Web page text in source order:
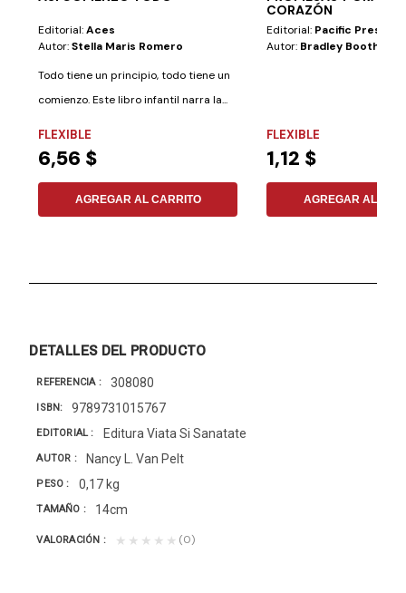
Editorial:Aces
Autor:Stella Maris Romero
Todo tiene un principio, todo tiene un
comienzo. Este libro infantil narra la...
FLEXIBLE
6,56 $
AGREGAR AL CARRITO
CORAZÓN
Editorial: Pacific Press
Autor: Bradley Booth
FLEXIBLE
1,12 $
AGREGAR AL
DETALLES DEL PRODUCTO
REFERENCIA 308080
ISBN 9789731015767
EDITORIAL Editura Viata Si Sanatate
AUTOR Nancy L. Van Pelt
PESO 0,17 kg
TAMAÑO 14cm
VALORACIÓN ★★★★★ (0)